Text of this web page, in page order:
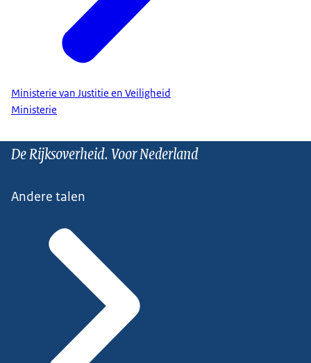
Ministerie van Justitie en Veiligheid
Ministerie
De Rijksoverheid. Voor Nederland
Andere talen